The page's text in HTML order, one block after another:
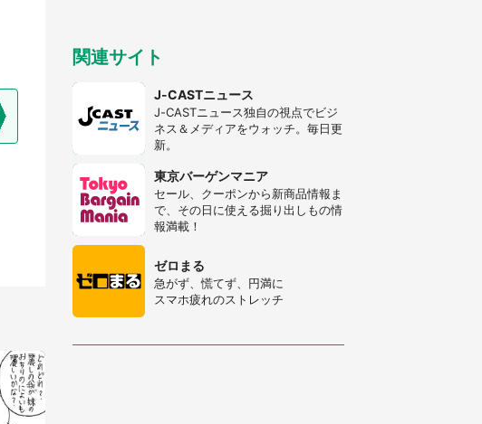
県・30代女性）
関連サイト
J-CASTニュース
J-CASTニュース独自の視点でビジ
ネス＆メディアをウォッチ。毎日更
新。
東京バーゲンマニア
セール、クーポンから新商品情報ま
で、その日に使える掘り出しもの情
報満載！
ゼロまる
急がず、慌てず、円満に
スマホ疲れのストレッチ